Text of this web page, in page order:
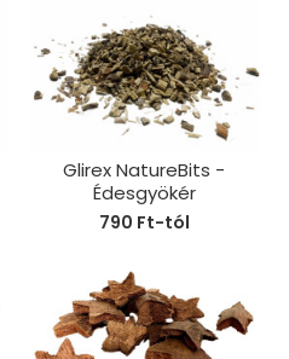
Glirex NatureBits -
Édesgyökér
790 Ft-tól